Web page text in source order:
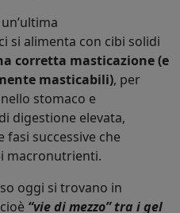
si alimenta con cibi solidi
corretta masticazione (e
masticabili), per
stomaco e
digestione elevata,
successive che
macronutrienti.
oggi si trovano in
“vie di mezzo” tra i gel